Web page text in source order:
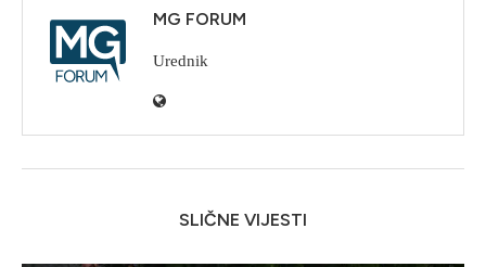
MG FORUM
Urednik
SLIČNE VIJESTI